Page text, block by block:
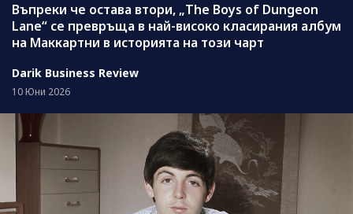
Въпреки че остава втори, „The Boys of Dungeon
Lane“ се превръща в най-високо класирания албум
на Маккартни в историята на този чарт
Darik Business Review
10 Юни 2026